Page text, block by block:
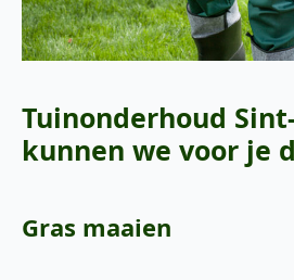
Tuinonderhoud
kunnen we voor je
Gras maaien